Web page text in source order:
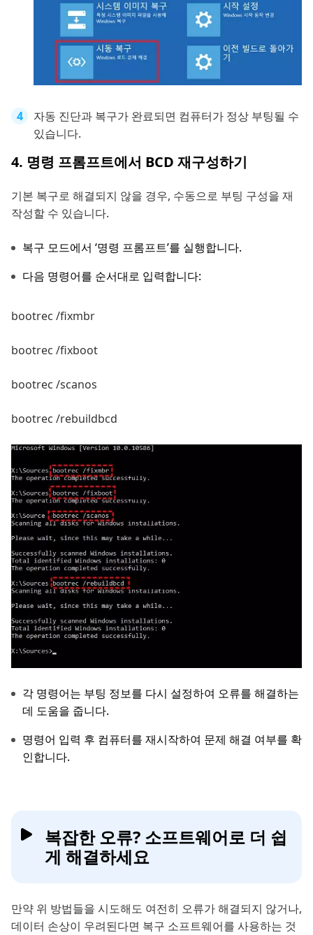
자동 진단과 복구가 완료되면 컴퓨터가 정상 부팅될 수
있습니다.
4. 명령 프롬프트에서 BCD 재구성하기
기본 복구로 해결되지 않을 경우, 수동으로 부팅 구성을 재
작성할 수 있습니다.
복구 모드에서 ‘명령 프롬프트’를 실행합니다.
다음 명령어를 순서대로 입력합니다:
bootrec /fixmbr
bootrec /fixboot
bootrec /scanos
bootrec /rebuildbcd
각 명령어는 부팅 정보를 다시 설정하여 오류를 해결하는
데 도움을 줍니다.
명령어 입력 후 컴퓨터를 재시작하여 문제 해결 여부를 확
인합니다.
복잡한 오류? 소프트웨어로 더 쉽
게 해결하세요
만약 위 방법들을 시도해도 여전히 오류가 해결되지 않거나,
데이터 손상이 우려된다면 복구 소프트웨어를 사용하는 것